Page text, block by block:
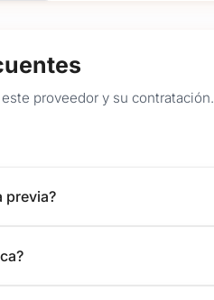
proveedor y su contratación.
previa?